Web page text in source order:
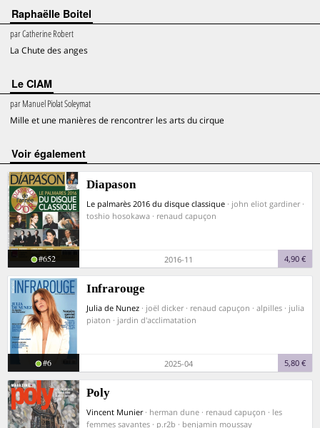
Raphaëlle Boitel
parCatherine Robert
La Chute des anges
Le CIAM
parManuel Piolat Soleymat
Mille et une manières de rencontrer les arts du cirque
voir également
Diapason
Le palmarès 2016 du disque classique · john eliot gardiner ·
toshio hosokawa · renaud capuçon
#652 2016-11 4,90 €
Infrarouge
Julia de Nunez · joël dicker · renaud capuçon · alpilles · julia
piaton · jardin d'acclimatation
#6 2025-04 5,80 €
Poly
Vincent Munier · herman dune · renaud capuçon · les
femmes savantes · p.r2b · benjamin moussay